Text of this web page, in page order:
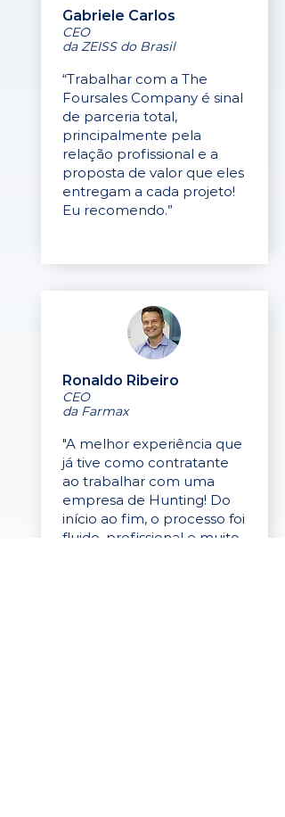
Gabriele Carlos
CEO
da ZEISS do Brasil
“Trabalhar com a The
Foursales Company é sinal
de parceria total,
principalmente pela
relação profissional e a
proposta de valor que eles
entregam a cada projeto!
Eu recomendo.”
Ronaldo Ribeiro
CEO
da Farmax
"A melhor experiência que
já tive como contratante
ao trabalhar com uma
empresa de Hunting! Do
início ao fim, o processo foi
fluido, profissional e muito